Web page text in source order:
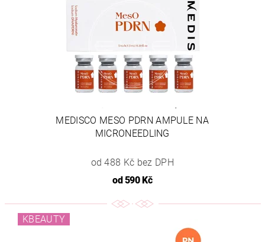
MEDISCO MESO PDRN AMPULE NA
MICRONEEDLING
od 488 Kč bez DPH
od 590 Kč
KBEAUTY